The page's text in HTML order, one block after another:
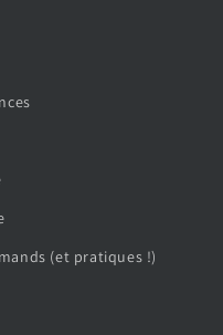
(et pratiques !)